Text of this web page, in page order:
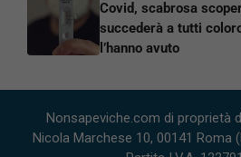
Covid, scabrosa
succederà a tutti
l’hanno avuto
Nonsapeviche.com di proprietà
Nicola Marchese 10, 00141 Roma